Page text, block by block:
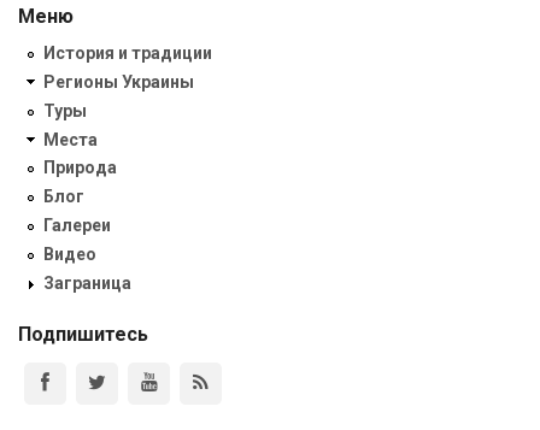
Меню
История и традиции
Регионы Украины
Туры
Места
Природа
Блог
Галереи
Видео
Заграница
Подпишитесь